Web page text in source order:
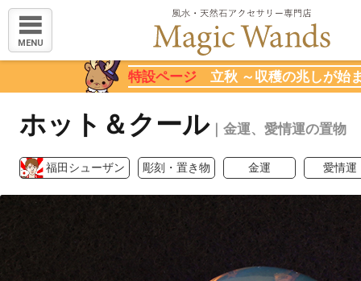
MENU
特設ページ立秋 ～収穫の兆しが始
ホット＆クール｜金運、愛情運の置物
福田シューザン 彫刻・置き物 金運 愛情運